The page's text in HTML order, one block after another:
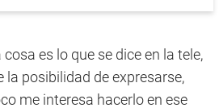
es lo que se dice en la tele,
posibilidad de expresarse,
me interesa hacerlo en ese